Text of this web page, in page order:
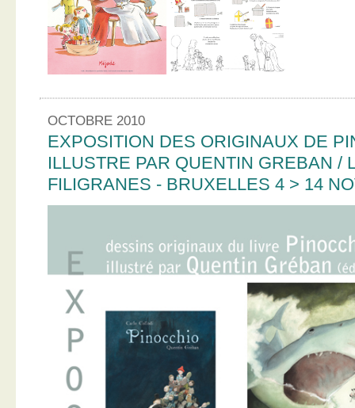
OCTOBRE 2010
EXPOSITION DES ORIGINAUX DE
ILLUSTRE PAR QUENTIN GREBAN /
FILIGRANES - BRUXELLES 4 > 14